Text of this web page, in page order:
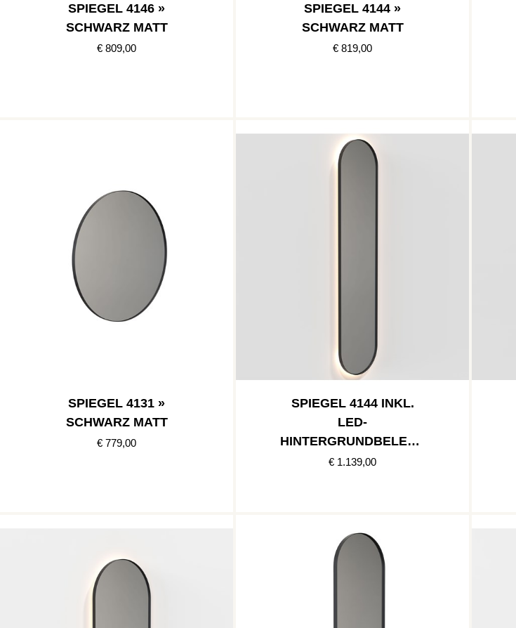
SPIEGEL 4146 »
SCHWARZ MATT
€ 809,00
SPIEGEL 4144 »
SCHWARZ MATT
€ 819,00
SPIEGEL 4131 »
SCHWARZ MATT
€ 779,00
SPIEGEL 4144 INKL.
LED-
HINTERGRUNDBELEUC
HTUNG » SCHWARZ
€ 1.139,00